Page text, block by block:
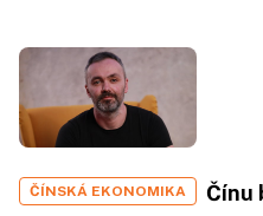
ČÍNSKÁ EKONOMIKA
Čínu